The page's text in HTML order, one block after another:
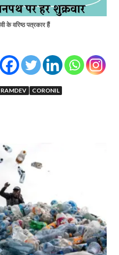
के वरिष्ठ पत्रकार हैं
CORONIL